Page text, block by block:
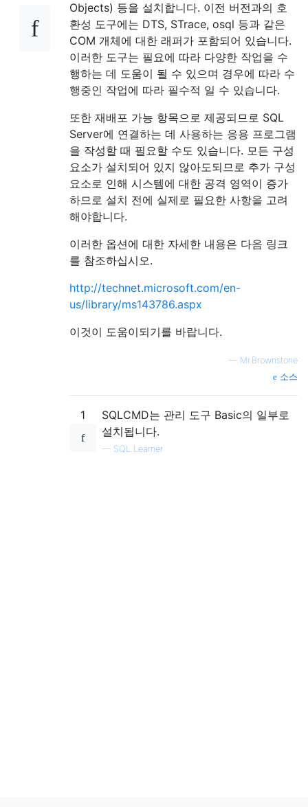
Objects) 등을 설치합니다. 이전 버전과의 호
환성 도구에는 DTS, STrace, osql 등과 같은
COM 개체에 대한 래퍼가 포함되어 있습니다.
이러한 도구는 필요에 따라 다양한 작업을 수
행하는 데 도움이 될 수 있으며 경우에 따라 수
행중인 작업에 따라 필수적 일 수 있습니다.
또한 재배포 가능 항목으로 제공되므로 SQL
Server에 연결하는 데 사용하는 응용 프로그램
을 작성할 때 필요할 수도 있습니다. 모든 구성
요소가 설치되어 있지 않아도되므로 추가 구성
요소로 인해 시스템에 대한 공격 영역이 증가
하므로 설치 전에 실제로 필요한 사항을 고려
해야합니다.
이러한 옵션에 대한 자세한 내용은 다음 링크
를 참조하십시오.
http://technet.microsoft.com/en-
us/library/ms143786.aspx
이것이 도움이되기를 바랍니다.
— Mr.Brownstone
소스
1
SQLCMD는 관리 도구 Basic의 일부로
설치됩니다.
— SQL Learner